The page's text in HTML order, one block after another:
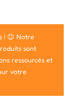
! 😉 Notre
sont
ressourcés et
votre